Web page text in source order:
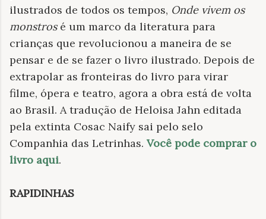
ilustrados de todos os tempos, Onde vivem os
monstrosé um marco da literatura para
crianças que revolucionou a maneira de se
pensar e de se fazer o livro ilustrado. Depois de
extrapolar as fronteiras do livro para virar
filme, ópera e teatro, agora a obra está de volta
ao Brasil. A tradução de Heloisa Jahn editada
pela extinta Cosac Naify sai pelo selo
Companhia das Letrinhas. Você pode comprar o
livro aqui.
RAPIDINHAS